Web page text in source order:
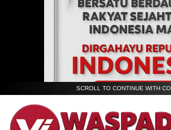
SCROLL TO CONTINUE WITH